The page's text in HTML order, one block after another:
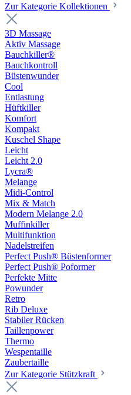
Zur Kategorie Kollektionen
3D Massage
Aktiv Massage
Bauchkiller®
Bauchkontroll
Büstenwunder
Cool
Entlastung
Hüftkiller
Komfort
Kompakt
Kuschel Shape
Leicht
Leicht 2.0
Lycra®
Melange
Midi-Control
Mix & Match
Modern Melange 2.0
Muffinkiller
Multifunktion
Nadelstreifen
Perfect Push® Büstenformer
Perfect Push® Poformer
Perfekte Mitte
Powunder
Retro
Rib Deluxe
Stabiler Rücken
Taillenpower
Thermo
Wespentaille
Zaubertaille
Zur Kategorie Stützkraft